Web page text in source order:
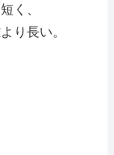
く、
り長い。